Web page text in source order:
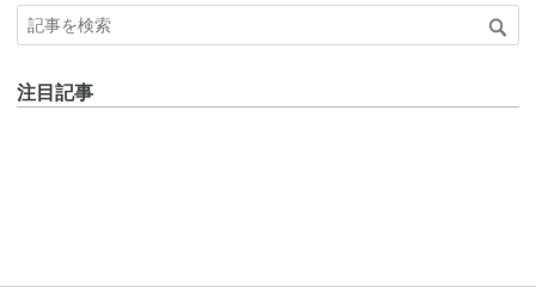
注目記事